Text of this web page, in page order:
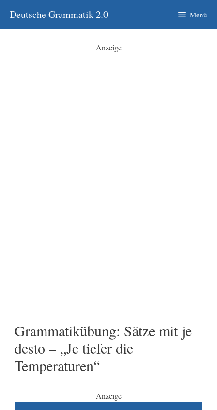
Inhalt
springen
Deutsche Grammatik 2.0 Menü
Anzeige
Grammatikübung: Sätze mit je
desto – „Je tiefer die
Temperaturen“
Anzeige